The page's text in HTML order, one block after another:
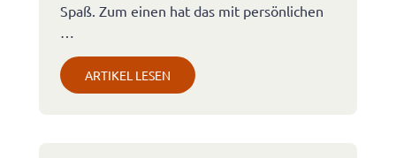
Spaß. Zum einen hat das mit persönlichen
ARTIKEL LESEN